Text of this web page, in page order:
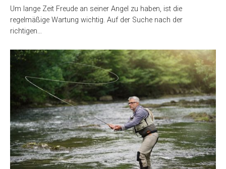
Um lange Zeit Freude an seiner Angel zu haben, ist die
regelmäßige Wartung wichtig. Auf der Suche nach der
richtigen…